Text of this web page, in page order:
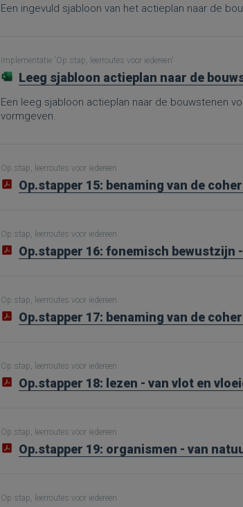
Een ingevuld sjabloon van het actieplan naar de
Implementatie 'Op.stap, leerroutes voor iedereen'
Leeg sjabloon actieplan naar de
Een leeg sjabloon actieplan naar de bouwstenen
vormgeven.
Op.stap, leerroutes voor iedereen
Op.stapper 15: benaming van de
Op.stap, leerroutes voor iedereen
Op.stapper 16: fonemisch bewustzijn
Op.stap, leerroutes voor iedereen
Op.stapper 17: benaming van de
Op.stap, leerroutes voor iedereen
Op.stapper 18: lezen - van vlot en
Op.stap, leerroutes voor iedereen
Op.stapper 19: organismen - van
Op.stap, leerroutes voor iedereen